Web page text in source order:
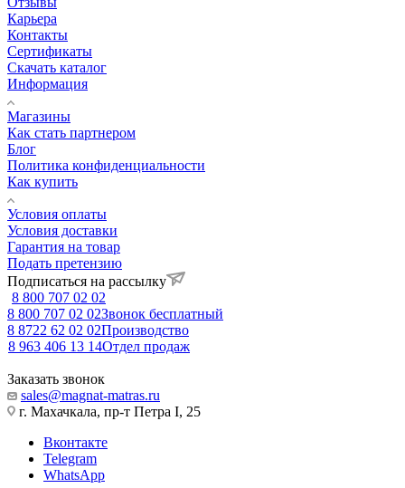
Карьера
Контакты
Сертификаты
Скачать каталог
Информация
Магазины
Как стать партнером
Блог
Политика конфиденциальности
Как купить
Условия оплаты
Условия доставки
Гарантия на товар
Подать претензию
Подписаться на рассылку
8 800 707 02 02
8 800 707 02 02Звонок бесплатный
8 8722 62 02 02Производство
8 963 406 13 14Отдел продаж
Заказать звонок
sales@magnat-matras.ru
г. Махачкала, пр-т Петра I, 25
Вконтакте
Telegram
WhatsApp